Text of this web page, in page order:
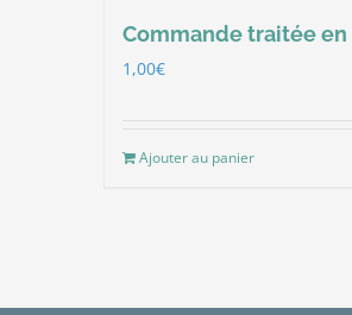
Commande traitée
1,00€
Ajouter au panier